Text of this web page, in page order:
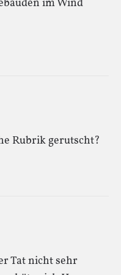
im Wind
Rubrik gerutscht?
Tat nicht sehr